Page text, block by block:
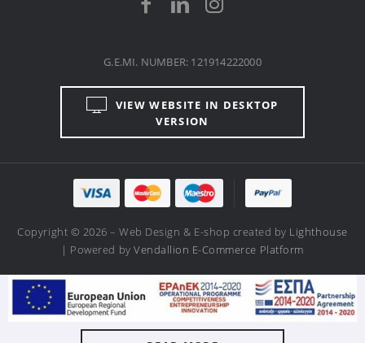
VIEW WEBSITE IN DESKTOP
VERSION
G.E.MI. NUMBER: 121914222000
Copyright © 2026 – Web Design & E-shop created by Lighthouse
| Powered byVendallion E-Commerce Platform